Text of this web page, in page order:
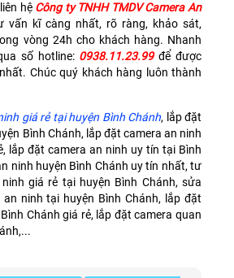
hệ Công ty TNHH TMDV Camera An
kĩ càng nhất, rõ ràng, khảo sát,
vòng 24h cho khách hàng. Nhanh
số hotline: 0938.11.23.99để được
Chúc quý khách hàng luôn thành
giá rẻ tại huyện Bình Chánh, lắp đặt
Bình Chánh, lắp đặt camera an ninh
lắp đặt camera an ninh uy tín tại Bình
ninh huyện Bình Chánh uy tín nhất, tư
giá rẻ tại huyện Bình Chánh, sửa
ninh tại huyện Bình Chánh, lắp đặt
Chánh giá rẻ, lắp đặt camera quan